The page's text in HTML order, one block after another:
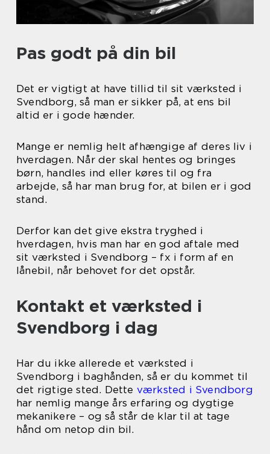
Pas godt på din bil
Det er vigtigt at have tillid til sit værksted i
Svendborg, så man er sikker på, at ens bil
altid er i gode hænder.
Mange er nemlig helt afhængige af deres liv i
hverdagen. Når der skal hentes og bringes
børn, handles ind eller køres til og fra
arbejde, så har man brug for, at bilen er i god
stand.
Derfor kan det give ekstra tryghed i
hverdagen, hvis man har en god aftale med
sit værksted i Svendborg – fx i form af en
lånebil, når behovet for det opstår.
Kontakt et værksted i
Svendborg i dag
Har du ikke allerede et værksted i
Svendborg i baghånden, så er du kommet til
det rigtige sted. Dette værksted i Svendborg
har nemlig mange års erfaring og dygtige
mekanikere – og så står de klar til at tage
hånd om netop din bil.